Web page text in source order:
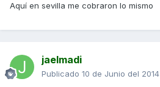
Aquí en sevilla me cobraron lo mismo
jaelmadi
Publicado 10 de Junio del 2014